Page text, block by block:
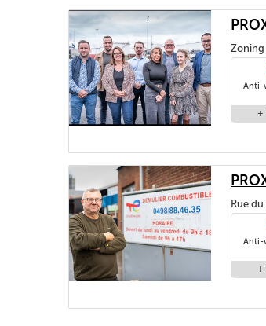
Zoning
Anti-
+
Rue
Anti-
+